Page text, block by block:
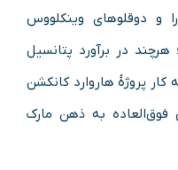
و دوقلوهای وینکلووس
در برآورد پتانسیل
کار پروژهٔ هاروارد کانکشن
فوق‌العاده به ذهن مارک